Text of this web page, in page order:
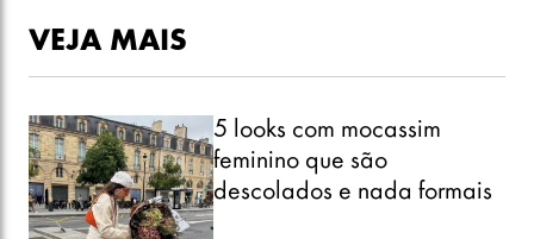
VEJA MAIS
5 looks com mocassim
feminino que são
descolados e nada formais